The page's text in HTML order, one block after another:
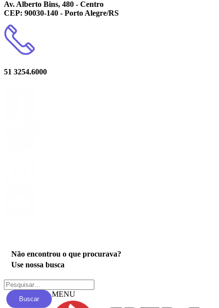
Av. Alberto Bins, 480 - Centro
CEP: 90030-140 - Porto Alegre/RS
51 3254.6000
Não encontrou o que procurava?
Use nossa busca
Buscar
MENU